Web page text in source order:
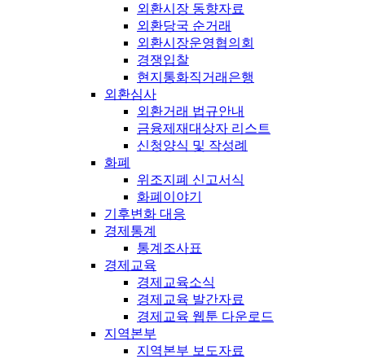
외환시장 동향자료
외환당국 순거래
외환시장운영협의회
경쟁입찰
현지통화직거래은행
외환심사
외환거래 법규안내
금융제재대상자 리스트
신청양식 및 작성례
화폐
위조지폐 신고서식
화폐이야기
기후변화 대응
경제통계
통계조사표
경제교육
경제교육소식
경제교육 발간자료
경제교육 웹툰 다운로드
지역본부
지역본부 보도자료